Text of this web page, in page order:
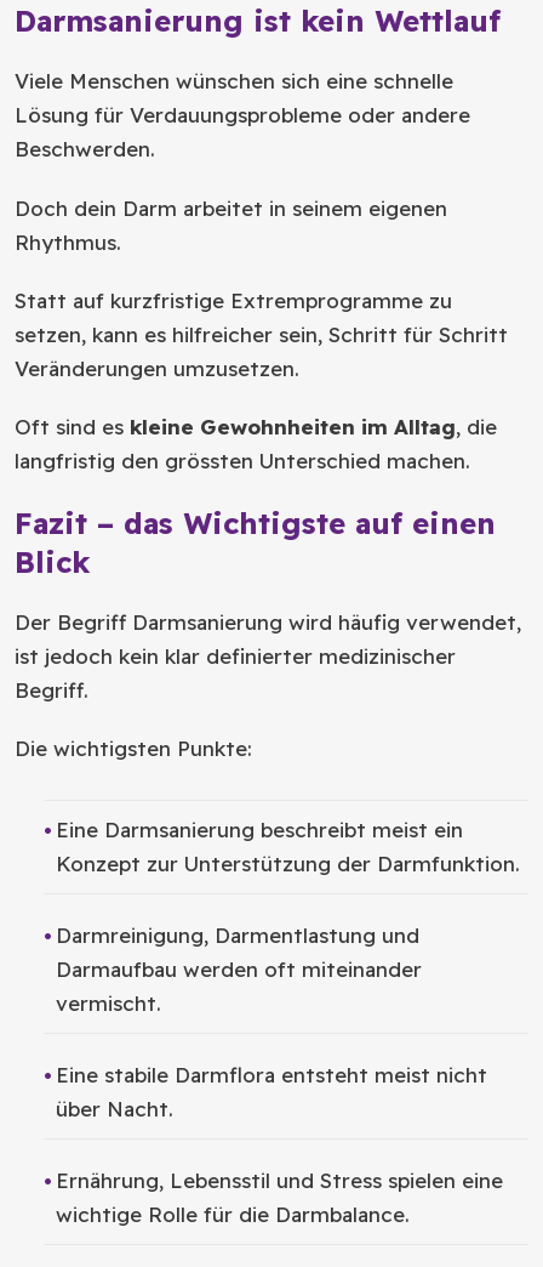
Darmsanierung ist kein Wettlauf
Viele Menschen wünschen sich eine schnelle
Lösung für Verdauungsprobleme oder andere
Beschwerden.
Doch dein Darm arbeitet in seinem eigenen
Rhythmus.
Statt auf kurzfristige Extremprogramme zu
setzen, kann es hilfreicher sein, Schritt für Schritt
Veränderungen umzusetzen.
Oft sind es kleine Gewohnheiten im Alltag, die
langfristig den grössten Unterschied machen.
Fazit – das Wichtigste auf einen
Blick
Der Begriff Darmsanierung wird häufig verwendet,
ist jedoch kein klar definierter medizinischer
Begriff.
Die wichtigsten Punkte:
Eine Darmsanierung beschreibt meist ein
Konzept zur Unterstützung der Darmfunktion.
Darmreinigung, Darmentlastung und
Darmaufbau werden oft miteinander
vermischt.
Eine stabile Darmflora entsteht meist nicht
über Nacht.
Ernährung, Lebensstil und Stress spielen eine
wichtige Rolle für die Darmbalance.